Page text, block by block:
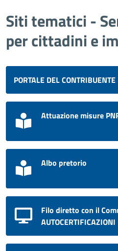
Siti tematici -
per cittadini e
PORTALE DEL CONTRIBUENTE
Attuazione misure
Albo pretorio
Filo diretto con il
AUTOCERTIFICAZIONI